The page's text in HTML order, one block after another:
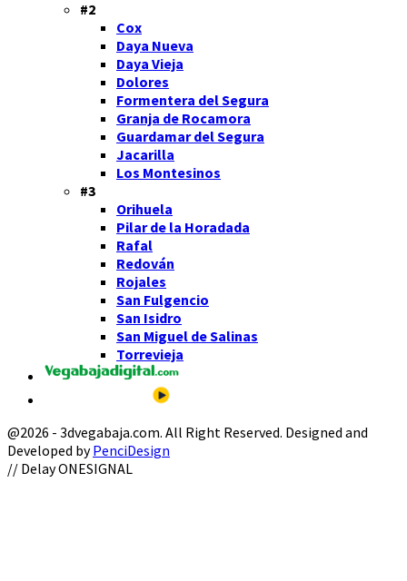
#2
Cox
Daya Nueva
Daya Vieja
Dolores
Formentera del Segura
Granja de Rocamora
Guardamar del Segura
Jacarilla
Los Montesinos
#3
Orihuela
Pilar de la Horadada
Rafal
Redován
Rojales
San Fulgencio
San Isidro
San Miguel de Salinas
Torrevieja
@2026 - 3dvegabaja.com. All Right Reserved. Designed and
Developed byPenciDesign
Facebook
Twitter
Instagram
Youtube
Email
// Delay ONESIGNAL